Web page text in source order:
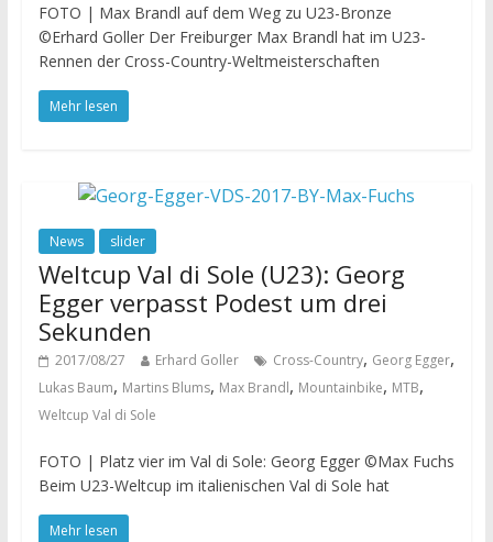
FOTO | Max Brandl auf dem Weg zu U23-Bronze
©Erhard Goller Der Freiburger Max Brandl hat im U23-
Rennen der Cross-Country-Weltmeisterschaften
Mehr lesen
News slider
Weltcup Val di Sole (U23): Georg
Egger verpasst Podest um drei
Sekunden
2017/08/27 Erhard Goller Cross-Country, Georg Egger,
Lukas Baum, Martins Blums, Max Brandl, Mountainbike, MTB,
Weltcup Val di Sole
FOTO | Platz vier im Val di Sole: Georg Egger ©Max Fuchs
Beim U23-Weltcup im italienischen Val di Sole hat
Mehr lesen